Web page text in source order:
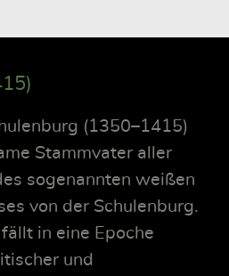
(1350–1415)
Stammvater aller
sogenannten weißen
von der Schulenburg.
in eine Epoche
und